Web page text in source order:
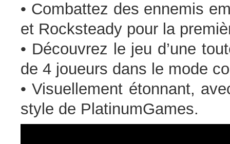
• Combattez des ennemis
et Rocksteady pour la
• Découvrez le jeu d’une
de 4 joueurs dans le mode
• Visuellement étonnant,
style de PlatinumGames.